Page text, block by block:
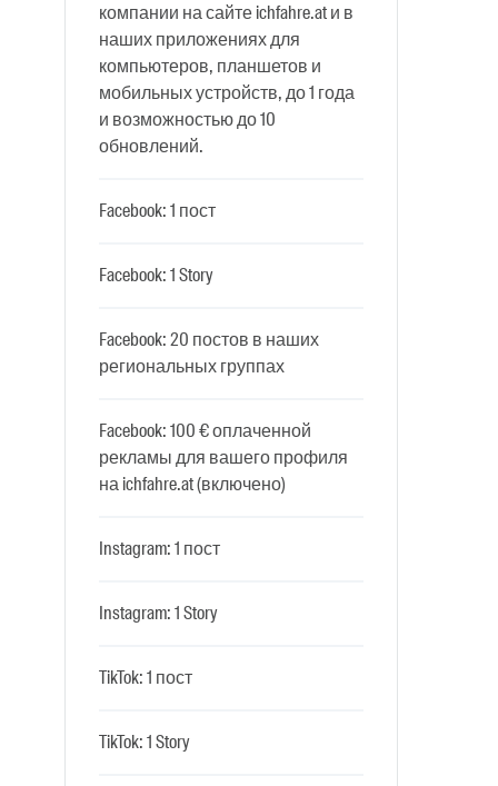
компании на сайте ichfahre.at и в
наших приложениях для
компьютеров, планшетов и
мобильных устройств, до 1 года
и возможностью до 10
обновлений.
Facebook: 1 пост
Facebook: 1 Story
Facebook: 20 постов в наших
региональных группах
Facebook: 100 € оплаченной
рекламы для вашего профиля
на ichfahre.at (включено)
Instagram: 1 пост
Instagram: 1 Story
TikTok: 1 пост
TikTok: 1 Story